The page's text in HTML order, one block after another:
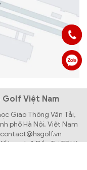
Golf Việt Nam
Giao Thông Vận Tải,
phố Hà Nội, Việt Nam
hoạch & Đầu Tư TP Hà